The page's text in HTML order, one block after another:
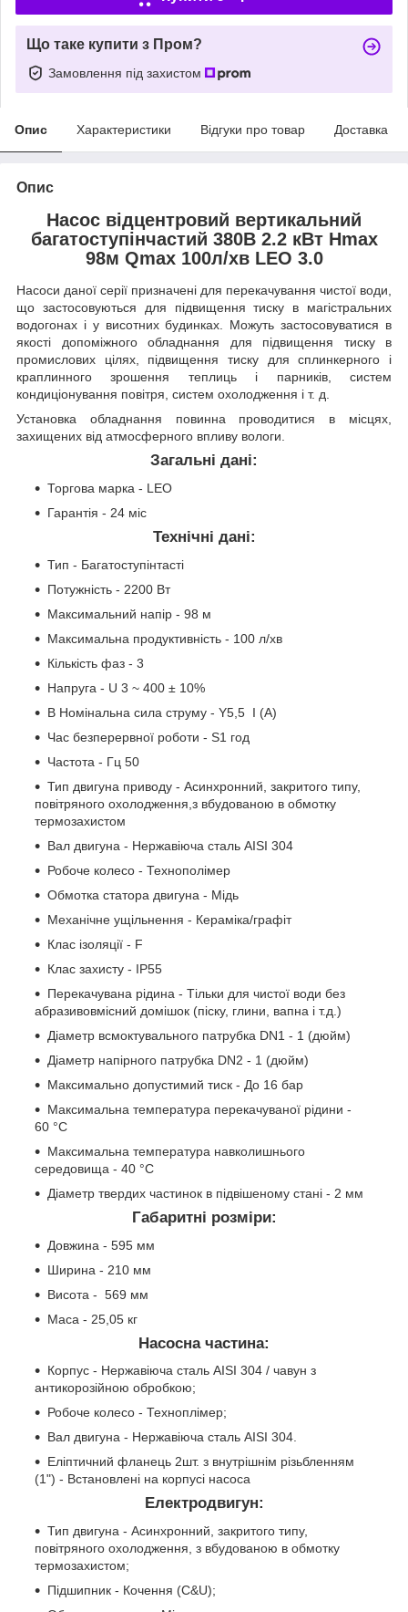
Що таке купити з Пром?
Замовлення під захистом
Опис Характеристики Відгуки про товар Доставка
Опис
Насос відцентровий вертикальний
багатоступінчастий 380В 2.2 кВт Hmax
98м Qmax 100л/хв LEO 3.0
Насоси даної серії призначені для перекачування чистої води,
що застосовуються для підвищення тиску в магістральних
водогонах і у висотних будинках. Можуть застосовуватися в
якості допоміжного обладнання для підвищення тиску в
промислових цілях, підвищення тиску для сплинкерного і
краплинного зрошення теплиць і парників, систем
кондиціонування повітря, систем охолодження і т. д.
Установка обладнання повинна проводитися в місцях,
захищених від атмосферного впливу вологи.
Загальні дані:
Торгова марка - LEO
Гарантія - 24 міс
Технічні дані:
Тип - Багатоступінтасті
Потужність - 2200 Вт
Максимальний напір - 98 м
Максимальна продуктивність - 100 л/хв
Кількість фаз - 3
Напруга - U 3 ~ 400 ± 10%
В Номінальна сила струму - Y5,5 I (А)
Час безперервної роботи - S1 год
Частота - Гц 50
Тип двигуна приводу - Асинхронний, закритого типу,
повітряного охолодження,з вбудованою в обмотку
термозахистом
Вал двигуна - Нержавіюча сталь AISI 304
Робоче колесо - Технополімер
Обмотка статора двигуна - Мідь
Механічне ущільнення - Кераміка/графіт
Клас ізоляції - F
Клас захисту - IP55
Перекачувана рідина - Тільки для чистої води без
абразивовмісний домішок (піску, глини, вапна і т.д.)
Діаметр всмоктувального патрубка DN1 - 1 (дюйм)
Діаметр напірного патрубка DN2 - 1 (дюйм)
Максимально допустимий тиск - До 16 бар
Максимальна температура перекачуваної рідини -
60 °C
Максимальна температура навколишнього
середовища - 40 °C
Діаметр твердих частинок в підвішеному стані - 2 мм
Габаритні розміри:
Довжина - 595 мм
Ширина - 210 мм
Висота - 569 мм
Маса - 25,05 кг
Насосна частина:
Корпус - Нержавіюча сталь AISI 304 / чавун з
антикорозійною обробкою;
Робоче колесо - Техноплімер;
Вал двигуна - Нержавіюча сталь AISI 304.
Еліптичний фланець 2шт. з внутрішнім різьбленням
(1") - Встановлені на корпусі насоса
Електродвигун:
Тип двигуна - Асинхронний, закритого типу,
повітряного охолодження, з вбудованою в обмотку
термозахистом;
Підшипник - Кочення (C&U);